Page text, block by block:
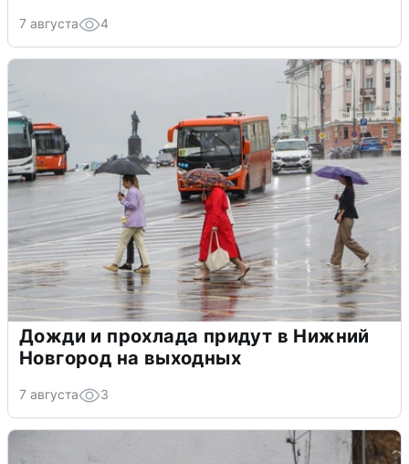
7 августа 4
Дожди и прохлада придут в Нижний
Новгород на выходных
7 августа 3